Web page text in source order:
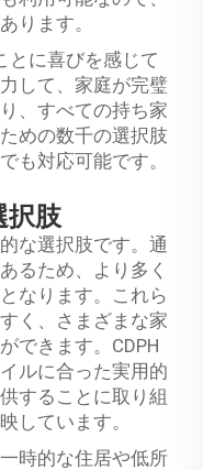
ります。
とに喜びを感じて
して、家庭が完璧
、すべての持ち家
めの数千の選択肢
も対応可能です。
択肢
な選択肢です。通
るため、より多く
なります。これら
く、さまざまな家
できます。CDPH
ルに合った実用的
することに取り組
しています。
時的な住居や低所